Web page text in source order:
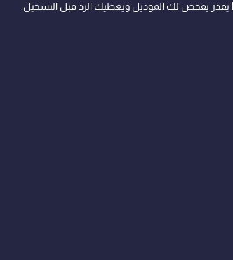
يقدر يفحص لك الموديل ويعطيك الرد قبل التسجيل.